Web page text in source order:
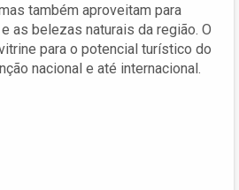
também aproveitam para
as belezas naturais da região. O
para o potencial turístico do
nacional e até internacional.